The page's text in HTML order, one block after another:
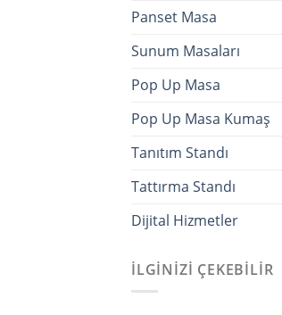
Panset Masa
Sunum Masaları
Pop Up Masa
Pop Up Masa Kumaş
Tanıtım Standı
Tattırma Standı
Dijital Hizmetler
İLGINIZI ÇEKEBILIR